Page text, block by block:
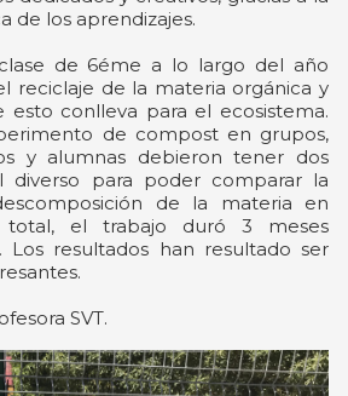
de los aprendizajes.
de 6éme a lo largo del año
reciclaje de la materia orgánica y
esto conlleva para el ecosistema.
de compost en grupos,
y alumnas debieron tener dos
diverso para poder comparar la
de la materia en
total, el trabajo duró 3 meses
Los resultados han resultado ser
SVT.